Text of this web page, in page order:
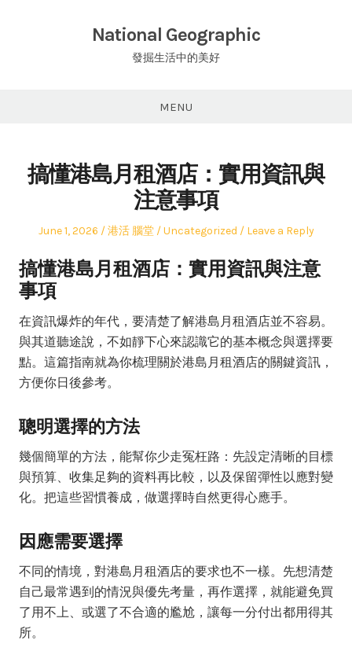
National Geographic
發掘生活中的美好
MENU
搞懂港島月租酒店：實用資訊與
注意事項
Posted
June 1, 2026 Author
港活 腦堂
Posted
Uncategorized Leave a Reply
搞懂港島月租酒店：實用資訊與注意
事項
在資訊爆炸的年代，要清楚了解港島月租酒店並不容易。
與其道聽途說，不如靜下心來認識它的基本概念與選擇要
點。這篇指南就為你梳理關於港島月租酒店的關鍵資訊，
方便你日後參考。
聰明選擇的方法
幾個簡單的方法，能幫你少走冤枉路：先設定清晰的目標
與預算、收集足夠的資料再比較，以及保留彈性以應對變
化。把這些習慣養成，做選擇時自然更得心應手。
因應需要選擇
不同的情境，對港島月租酒店的要求也不一樣。先想清楚
自己最常遇到的情況與優先考量，再作選擇，就能避免買
了用不上、或選了不合適的尷尬，讓每一分付出都用得其
所。